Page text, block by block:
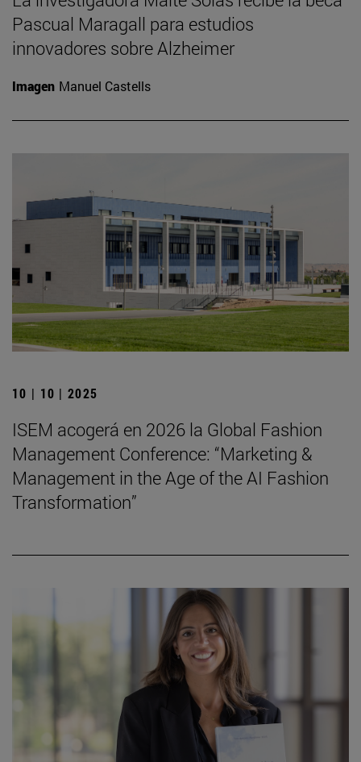
Pascual Maragall para estudios
innovadores sobre Alzheimer
Imagen Manuel Castells
10 | 10 | 2025
ISEM acogerá en 2026 la Global Fashion
Management Conference: “Marketing &
Management in the Age of the AI Fashion
Transformation”